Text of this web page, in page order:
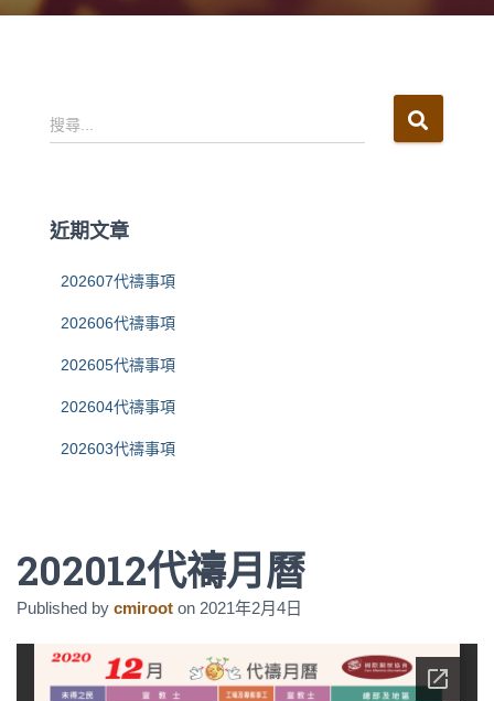
I
搜
尋
:
搜尋...
近期文章
202607代禱事項
202606代禱事項
202605代禱事項
202604代禱事項
202603代禱事項
202012代禱月曆
Published by cmiroot on 2021年2月4日